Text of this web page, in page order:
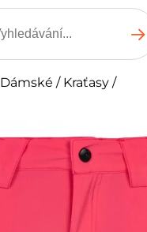
Dámské / Kraťasy /